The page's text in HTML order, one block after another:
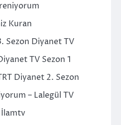
Kuran
Sezon Diyanet TV
TV Sezon 1
Diyanet 2. Sezon
– Lalegül TV